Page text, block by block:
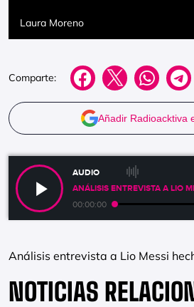
Laura Moreno
Comparte:
Añadir Radioacktiva
AUDIO
ANÁLISIS ENTREVISTA A LIO
00:00:00
Análisis entrevista a Lio Messi
NOTICIAS